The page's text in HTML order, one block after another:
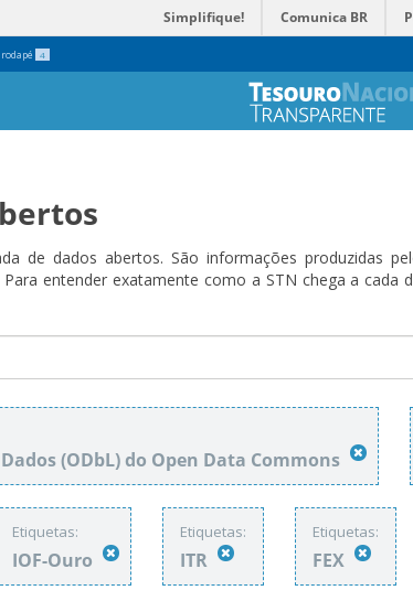
4
Simplifique! Comunica BR
de dados abertos. São informações produzidas
entender exatamente como a STN chega a
(ODbL) do Open Data Commons
Etiquetas:
IOF-Ouro
Etiquetas:
ITR
Etiquetas:
FEX